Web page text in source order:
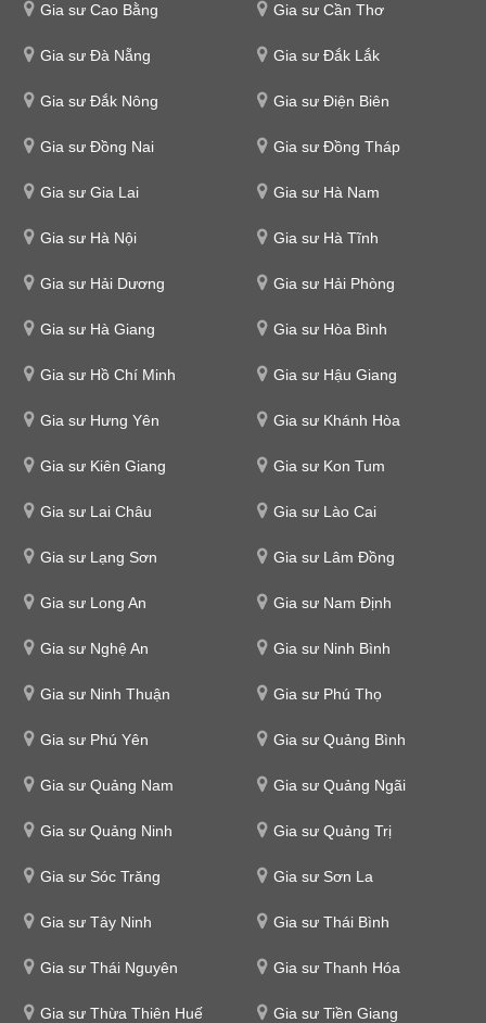
Gia sư Cao Bằng Gia sư Cần Thơ
Gia sư Đà Nẵng Gia sư Đắk Lắk
Gia sư Đắk Nông Gia sư Điện Biên
Gia sư Đồng Nai Gia sư Đồng Tháp
Gia sư Gia Lai Gia sư Hà Nam
Gia sư Hà Nội Gia sư Hà Tĩnh
Gia sư Hải Dương Gia sư Hải Phòng
Gia sư Hà Giang Gia sư Hòa Bình
Gia sư Hồ Chí Minh Gia sư Hậu Giang
Gia sư Hưng Yên Gia sư Khánh Hòa
Gia sư Kiên Giang Gia sư Kon Tum
Gia sư Lai Châu Gia sư Lào Cai
Gia sư Lạng Sơn Gia sư Lâm Đồng
Gia sư Long An Gia sư Nam Định
Gia sư Nghệ An Gia sư Ninh Bình
Gia sư Ninh Thuận Gia sư Phú Thọ
Gia sư Phú Yên Gia sư Quảng Bình
Gia sư Quảng Nam Gia sư Quảng Ngãi
Gia sư Quảng Ninh Gia sư Quảng Trị
Gia sư Sóc Trăng Gia sư Sơn La
Gia sư Tây Ninh Gia sư Thái Bình
Gia sư Thái Nguyên Gia sư Thanh Hóa
Gia sư Thừa Thiên Huế Gia sư Tiền Giang